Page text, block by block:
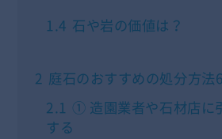
1.4 石や岩の価値は？
2 庭石のおすすめの処分方法
2.1 ① 造園業者や石材店に
する